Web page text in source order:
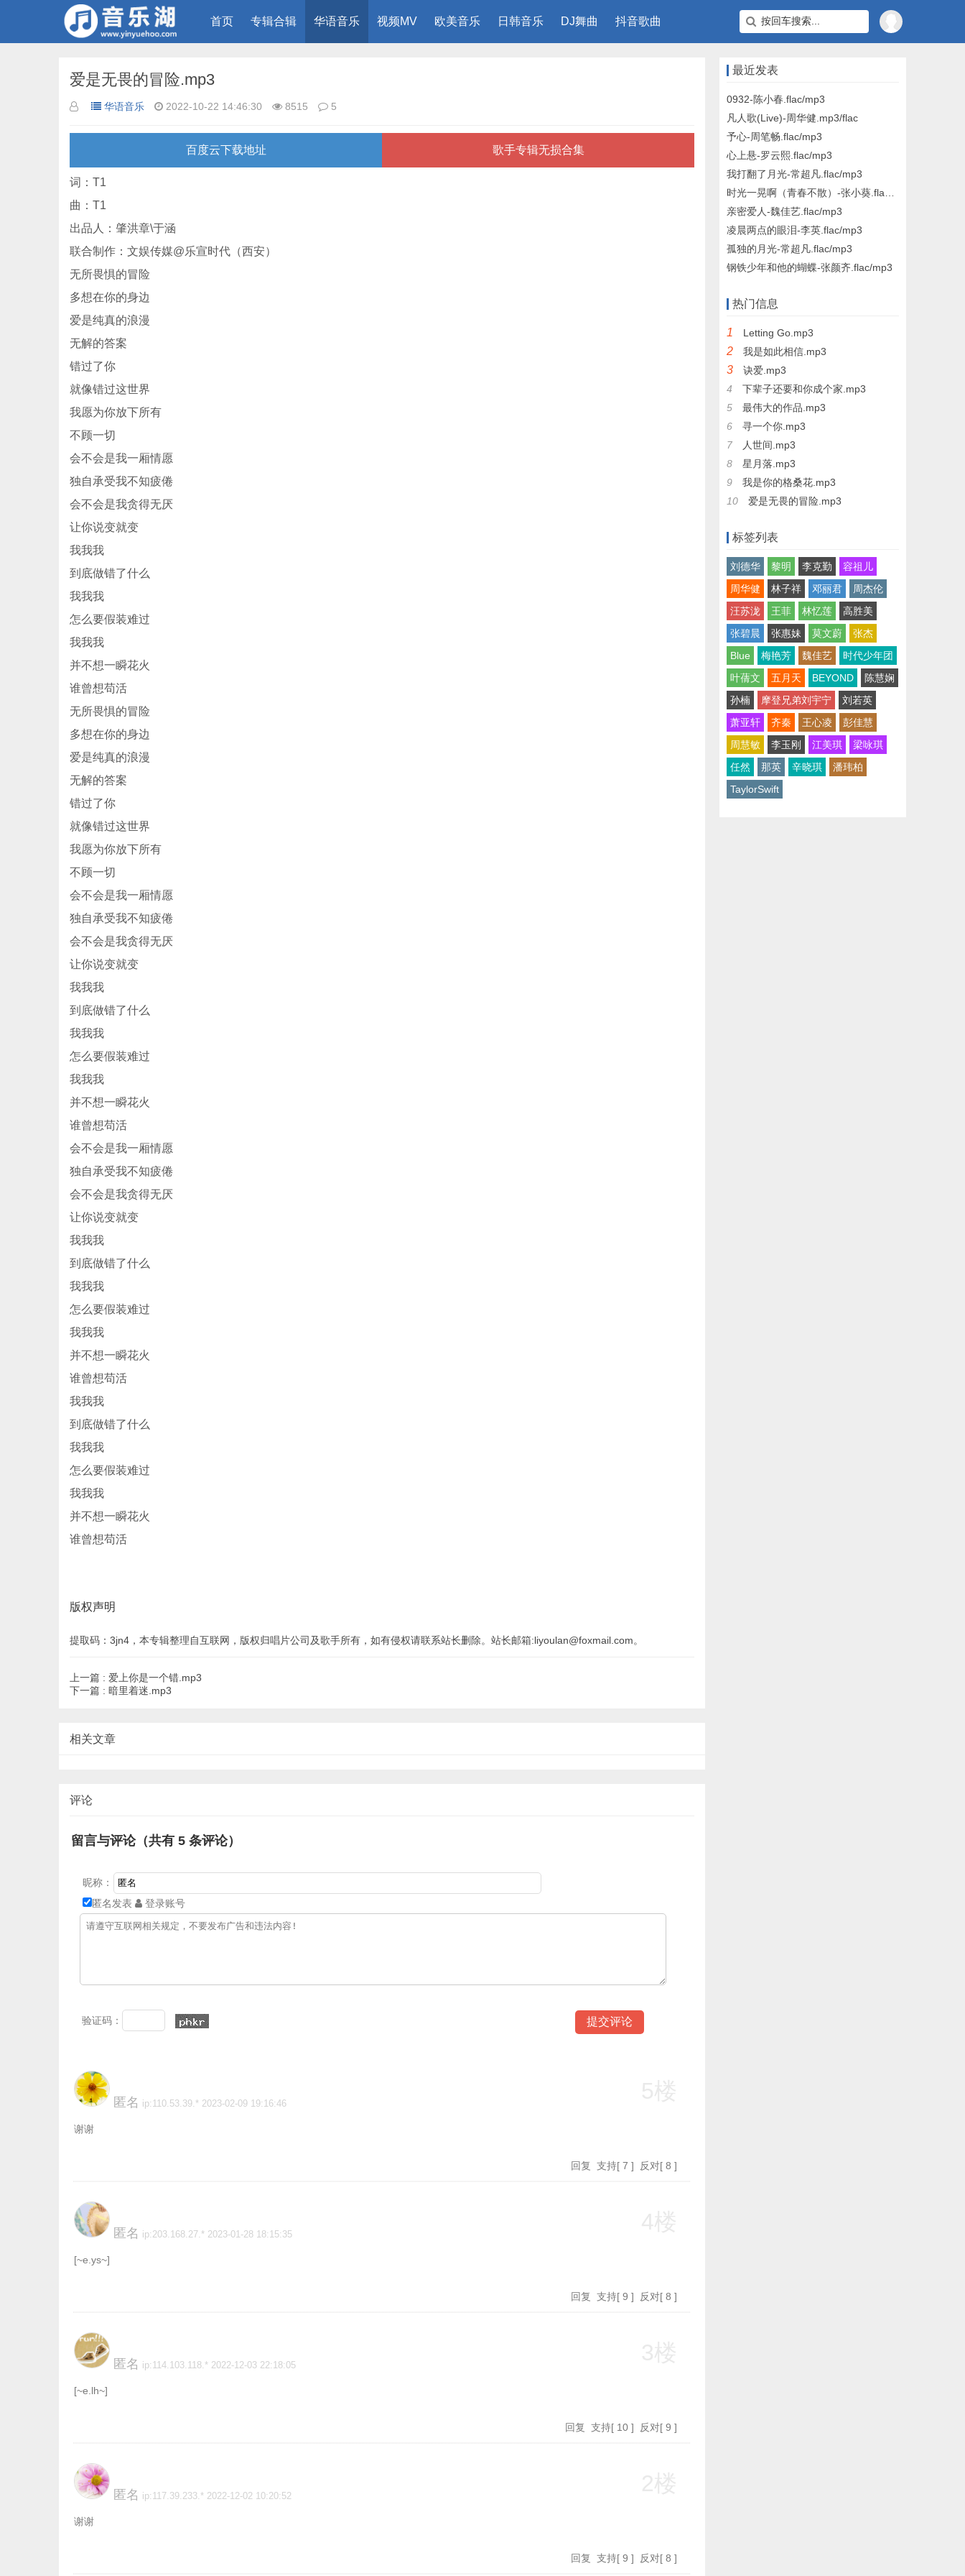
首页 专辑合辑 华语音乐 视频MV 欧美音乐 日韩音乐 DJ舞曲 抖音歌曲
爱是无畏的冒险.mp3
华语音乐 2022-10-22 14:46:30 8515 5
百度云下载地址 歌手专辑无损合集
词：T1
曲：T1
出品人：肇洪章\于涵
联合制作：文娱传媒@乐宣时代（西安）
无所畏惧的冒险
多想在你的身边
爱是纯真的浪漫
无解的答案
错过了你
就像错过这世界
我愿为你放下所有
不顾一切
会不会是我一厢情愿
独自承受我不知疲倦
会不会是我贪得无厌
让你说变就变
我我我
到底做错了什么
我我我
怎么要假装难过
我我我
并不想一瞬花火
谁曾想苟活
无所畏惧的冒险
多想在你的身边
爱是纯真的浪漫
无解的答案
错过了你
就像错过这世界
我愿为你放下所有
不顾一切
会不会是我一厢情愿
独自承受我不知疲倦
会不会是我贪得无厌
让你说变就变
我我我
到底做错了什么
我我我
怎么要假装难过
我我我
并不想一瞬花火
谁曾想苟活
会不会是我一厢情愿
独自承受我不知疲倦
会不会是我贪得无厌
让你说变就变
我我我
到底做错了什么
我我我
怎么要假装难过
我我我
并不想一瞬花火
谁曾想苟活
我我我
到底做错了什么
我我我
怎么要假装难过
我我我
并不想一瞬花火
谁曾想苟活
版权声明
提取码：3jn4，本专辑整理自互联网，版权归唱片公司及歌手所有，如有侵权请联系站长删除。站长邮箱:liyoulan@foxmail.com。
上一篇 : 爱上你是一个错.mp3
下一篇 : 暗里着迷.mp3
相关文章
评论
留言与评论（共有 5 条评论）
昵称：
匿名发表
登录账号
验证码：
匿名 ip:110.53.39.* 2023-02-09 19:16:46
谢谢
回复 支持[ 7 ] 反对[ 8 ]
匿名 ip:203.168.27.* 2023-01-28 18:15:35
[~e.ys~]
回复 支持[ 9 ] 反对[ 8 ]
匿名 ip:114.103.118.* 2022-12-03 22:18:05
[~e.lh~]
回复 支持[ 10 ] 反对[ 9 ]
匿名 ip:117.39.233.* 2022-12-02 10:20:52
谢谢
回复 支持[ 9 ] 反对[ 8 ]
最近发表
0932-陈小春.flac/mp3
凡人歌(Live)-周华健.mp3/flac
予心-周笔畅.flac/mp3
心上悬-罗云熙.flac/mp3
我打翻了月光-常超凡.flac/mp3
亲密爱人-魏佳艺.flac/mp3
凌晨两点的眼泪-李英.flac/mp3
孤独的月光-常超凡.flac/mp3
钢铁少年和他的蝴蝶-张颜齐.flac/mp3
热门信息
1 Letting Go.mp3
2 我是如此相信.mp3
3
诀爱.mp3
4
下辈子还要和你成个家.mp3
5
最伟大的作品.mp3
6
寻一个你.mp3
7
人世间.mp3
8
星月落.mp3
9
我是你的格桑花.mp3
10
爱是无畏的冒险.mp3
标签列表
刘德华 黎明 李克勤
容祖儿
周华健
林子祥 邓丽君
周杰伦
汪苏泷
王菲 林忆莲
高胜美
张碧晨
张惠妹 莫文蔚
张杰
Blue
梅艳芳 魏佳艺
时代少年团
叶蒨文
五月天 BEYOND
陈慧娴
孙楠
摩登兄弟刘宇宁
刘若英
萧亚轩
齐秦 王心凌
彭佳慧
周慧敏
李玉刚 江美琪
梁咏琪
任然
那英 辛晓琪
潘玮柏
TaylorSwift